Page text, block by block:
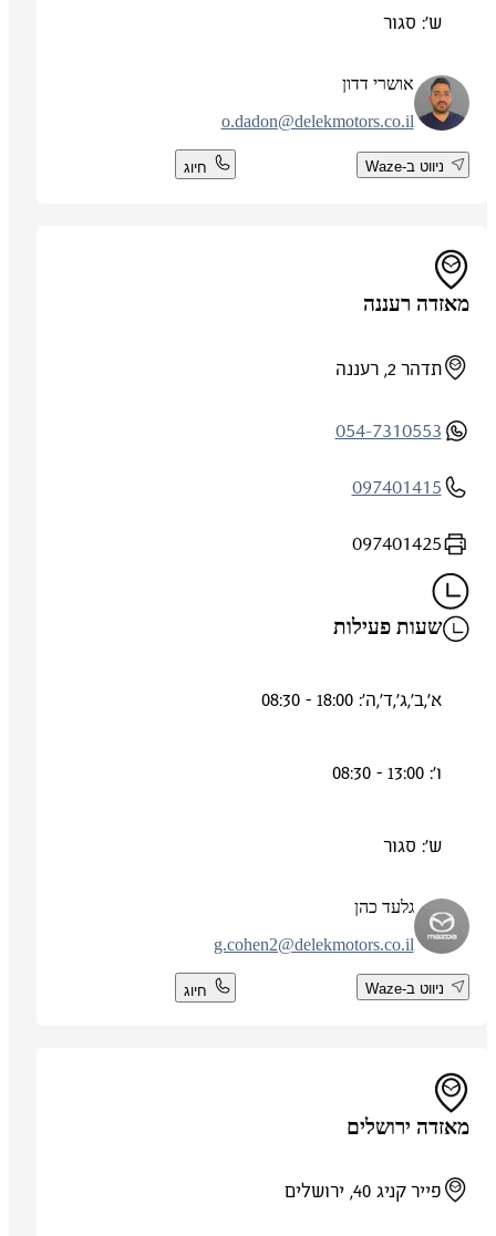
ש': סגור
אושרי דדון
o.dadon@delekmotors.co.il
ניווט ב-Waze חיוג
מאזדה רעננה
תדהר 2, רעננה
054-7310553
097401415
097401425
שעות פעילות
א',ב',ג',ד',ה': 18:00 - 08:30
ש': סגור
גלעד כהן
g.cohen2@delekmotors.co.il
ניווט ב-Waze חיוג
מאזדה ירושלים
פייר קניג 40, ירושלים